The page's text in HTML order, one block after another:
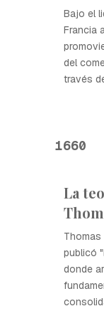
Bajo el
Francia
del
través
1660
La
Thomas
publicó
donde